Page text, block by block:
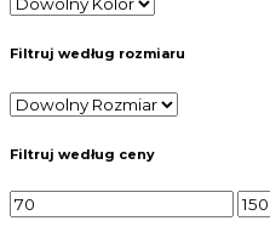
Filtruj według rozmiaru
Filtruj według ceny